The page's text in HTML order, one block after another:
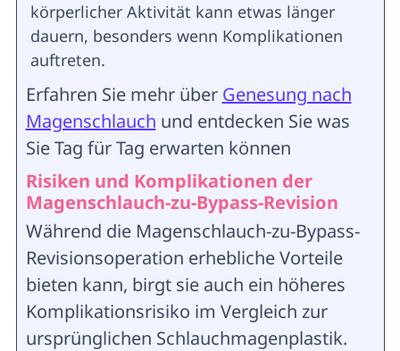
körperlicher Aktivität kann etwas länger
dauern, besonders wenn Komplikationen
auftreten.
Erfahren Sie mehr über Genesung nach
Magenschlauch und entdecken Sie was
Sie Tag für Tag erwarten können
Risiken und Komplikationen der
Magenschlauch-zu-Bypass-Revision
Während die Magenschlauch-zu-Bypass-
Revisionsoperation erhebliche Vorteile
bieten kann, birgt sie auch ein höheres
Komplikationsrisiko im Vergleich zur
ursprünglichen Schlauchmagenplastik.